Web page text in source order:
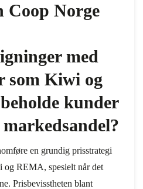
Coop Norge
med
som Kiwi og
kunder
en grundig prisstrategi
REMA, spesielt når det
Prisbevisstheten blant